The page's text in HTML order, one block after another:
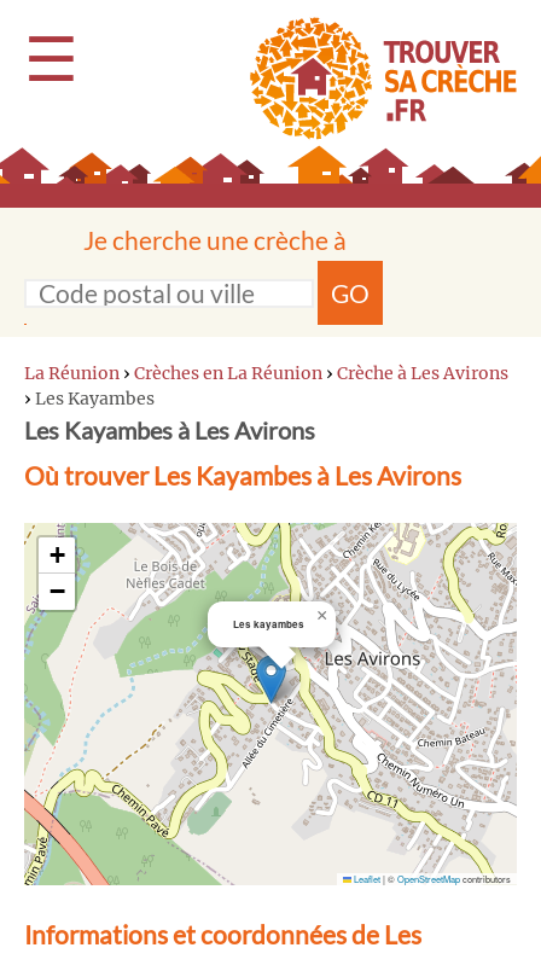
☰
Je cherche une crèche à
GO
La Réunion › Crèches en La Réunion › Crèche à Les Avirons
› Les Kayambes
Les Kayambes à Les Avirons
Où trouver Les Kayambes à Les Avirons
Les kayambes ×
+
−
Leaflet|©OpenStreetMapcontributors
Informations et coordonnées de Les